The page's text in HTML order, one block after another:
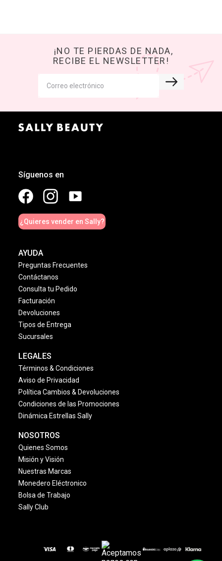
¡NO TE PIERDAS DE NADA,
RECIBE EL NEWSLETTER!
Síguenos en
¿Quieres vender en Sally?
AYUDA
Preguntas Frecuentes
Contáctanos
Consulta tu Pedido
Facturación
Devoluciones
Tipos de Entrega
Sucursales
LEGALES
Términos & Condiciones
Aviso de Privacidad
Política Cambios & Devoluciones
Condiciones de las Promociones
Dinámica Estrellas Sally
NOSOTROS
Quienes Somos
Misión y Visión
Nuestras Marcas
Monedero Eléctronico
Bolsa de Trabajo
Sally Club